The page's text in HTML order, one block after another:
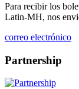
Para recibir los
Latin-MH, nos
correo electrónico
Partnership